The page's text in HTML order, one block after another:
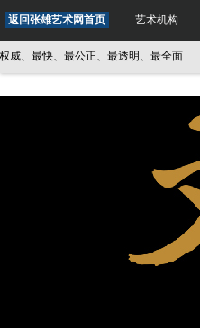
返回张雄艺术网首页 艺术机构
最快、最公正、最透明、最全面